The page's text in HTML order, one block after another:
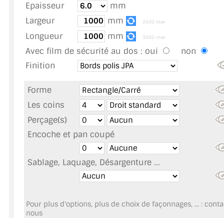
GUIDE : CHOIX PAR UTILISATION
INSPIRATIONS ET NOUVEAUTÉS
AMBIANCE LAITON BROSSÉ
MIROIR SUR MESURE
MIROIR VIEILLI
MIROIR DÉCORATIF DE COULEUR
LOTS DE MIROIRS EN MOZAÏQUE
MIROIR DE SALLE DE BAIN
Epaisseur
mm
Largeur
mm 2500 max
Longueur mm 3000 max
Avec film de sécurité au dos : oui
non
Finition
Forme
Les coins
Perçage(s)
Encoche et pan coupé
Sablage, Laquage, Désargenture ...
Pour plus d'options, plus de choix de façonnages, ... :
nous